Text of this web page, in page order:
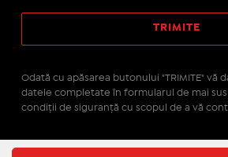
Odată cu apăsarea butonului "TRIMITE" vă
datele completate în formularul de mai sus
condiţii de siguranţă cu scopul de a vă